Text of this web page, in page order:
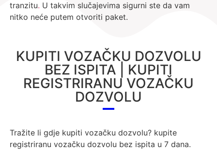
tranzitu. U takvim slučajevima sigurni ste da vam
nitko neće putem otvoriti paket.
KUPITI VOZAČKU DOZVOLU
BEZ ISPITA | KUPITI
REGISTRIRANU VOZAČKU
DOZVOLU
Tražite li gdje kupiti vozačku dozvolu? kupite
registriranu vozačku dozvolu bez ispita u 7 dana.